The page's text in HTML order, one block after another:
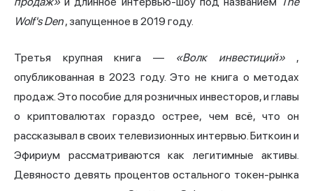
Wolf's Den, запущенное в 2019 году.
Третья крупная книга — «Волк инвестиций»,
опубликованная в 2023 году. Это не книга о методах
продаж. Это пособие для розничных инвесторов, и главы
о криптовалютах гораздо острее, чем всё, что он
рассказывал в своих телевизионных интервью. Биткоин и
Эфириум рассматриваются как легитимные активы.
Девяносто девять процентов остального токен-рынка